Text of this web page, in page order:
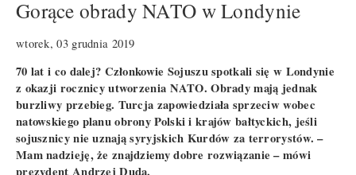
Gorące obrady NATO w Londynie
wtorek, 03 grudnia 2019
70 lat i co dalej? Członkowie Sojuszu spotkali się w Londynie
z okazji rocznicy utworzenia NATO. Obrady mają jednak
burzliwy przebieg. Turcja zapowiedziała sprzeciw wobec
natowskiego planu obrony Polski i krajów bałtyckich, jeśli
sojusznicy nie uznają syryjskich Kurdów za terrorystów. –
Mam nadzieję, że znajdziemy dobre rozwiązanie – mówi
prezydent Andrzej Duda.